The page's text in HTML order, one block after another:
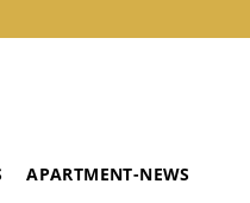
APARTMENT-NEWS